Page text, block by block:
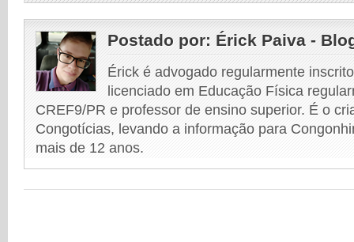
Postado por: Érick Paiva -
Érick é advogado regularmente
licenciado em Educação Física
CREF9/PR e professor de ensino superior. É o
Congotícias, levando a informação para
mais de 12 anos.